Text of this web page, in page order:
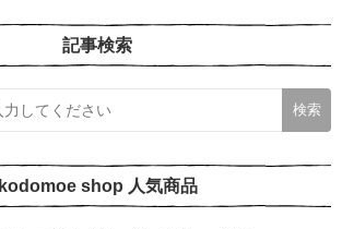
記事検索
kodomoe shop 人気商品